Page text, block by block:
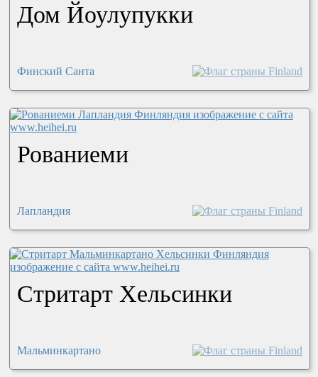
Дом Йоулупукки
Финский Санта
Рованиеми
Лапландия
Стритарт Хельсинки
Мальминкартано